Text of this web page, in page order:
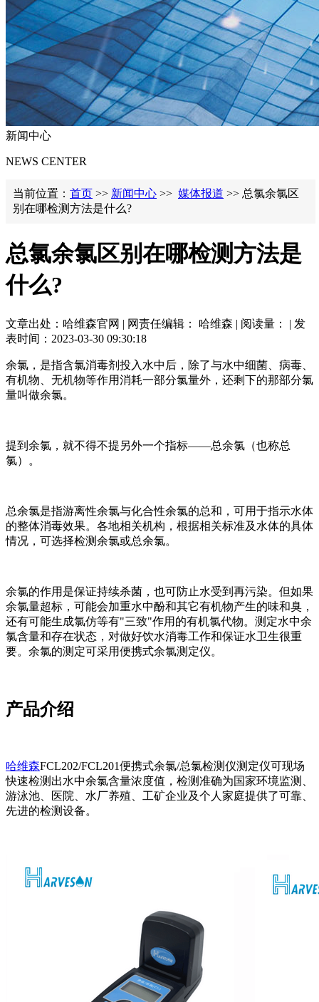
新闻中心
NEWS CENTER
当前位置： 首页 >> 新闻中心 >> 媒体报道 >> 总氯余氯区
别在哪检测方法是什么?
总氯余氯区别在哪检测方法是
什么?
文章出处：哈维森官网 | 网责任编辑： 哈维森 | 阅读量：
| 发
表时间：2023-03-30 09:30:18
余氯，是指含氯消毒剂投入水中后，除了与水中细菌、病毒、
有机物、无机物等作用消耗一部分氯量外，还剩下的那部分氯
量叫做余氯。
提到余氯，就不得不提另外一个指标——总余氯（也称总
氯）。
总余氯是指游离性余氯与化合性余氯的总和，可用于指示水体
的整体消毒效果。各地相关机构，根据相关标准及水体的具体
情况，可选择检测余氯或总余氯。
余氯的作用是保证持续杀菌，也可防止水受到再污染。但如果
余氯量超标，可能会加重水中酚和其它有机物产生的味和臭，
还有可能生成氯仿等有"三致"作用的有机氯代物。测定水中余
氯含量和存在状态，对做好饮水消毒工作和保证水卫生很重
要。余氯的测定可采用便携式余氯测定仪。
产品介绍
哈维森FCL202/FCL201便携式余氯/总氯检测仪测定仪可现场
快速检测出水中余氯含量浓度值，检测准确为国家环境监测、
游泳池、医院、水厂养殖、工矿企业及个人家庭提供了可靠、
先进的检测设备。